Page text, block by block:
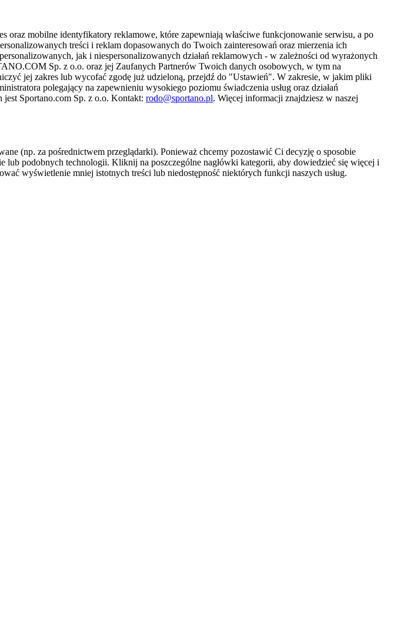
mobilne identyfikatory reklamowe, które zapewniają właściwe funkcjonowanie serwisu, a po
treści i reklam dopasowanych do Twoich zainteresowań oraz mierzenia ich
jak i niespersonalizowanych działań reklamowych - w zależności od wyrażonych
Sp. z o.o. oraz jej Zaufanych Partnerów Twoich danych osobowych, w tym na
jej zakres lub wycofać zgodę już udzieloną, przejdź do "Ustawień". W zakresie, w jakim pliki
polegający na zapewnieniu wysokiego poziomu świadczenia usług oraz działań
Sportano.com Sp. z o.o. Kontakt: rodo@sportano.pl. Więcej informacji znajdziesz w naszej
(np. za pośrednictwem przeglądarki). Ponieważ chcemy pozostawić Ci decyzję o sposobie
podobnych technologii. Kliknij na poszczególne nagłówki kategorii, aby dowiedzieć się więcej i
wyświetlenie mniej istotnych treści lub niedostępność niektórych funkcji naszych usług.